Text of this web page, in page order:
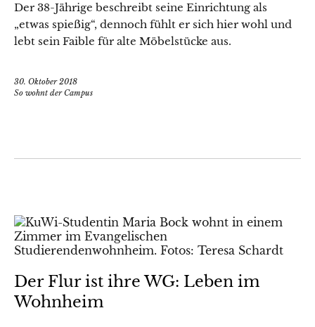
Der 38-Jährige beschreibt seine Einrichtung als
„etwas spießig“, dennoch fühlt er sich hier wohl und
lebt sein Faible für alte Möbelstücke aus.
30. Oktober 2018
So wohnt der Campus
Der Flur ist ihre WG: Leben im
Wohnheim